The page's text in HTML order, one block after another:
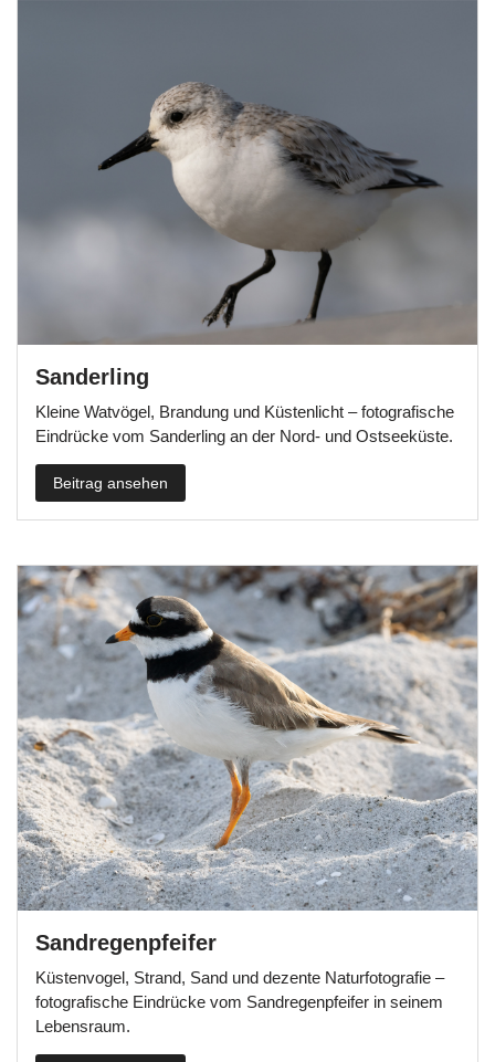
Sanderling
Kleine Watvögel, Brandung und Küstenlicht – fotografische
Eindrücke vom Sanderling an der Nord- und Ostseeküste.
Beitrag ansehen
Sandregenpfeifer
Küstenvogel, Strand, Sand und dezente Naturfotografie –
fotografische Eindrücke vom Sandregenpfeifer in seinem
Lebensraum.